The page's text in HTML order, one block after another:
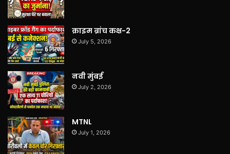
क्राइम ब्रांच कक्ष-2
July 5, 2026
नवी मुंबई
July 2, 2026
MTNL
July 1, 2026